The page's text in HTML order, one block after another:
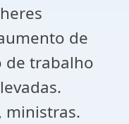
de
de trabalho
ministras.